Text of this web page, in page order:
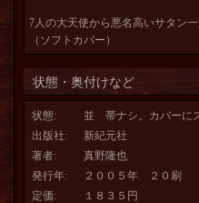
7人の大天使から悪名高いサタン
（ソフトカバー）
状態・奥付けなど
状態:
並 帯ナシ。カバーに
出版社:
新紀元社
著者:
真野隆也
発行年:
２００５年 ２０刷 （
定価:
１８３５円